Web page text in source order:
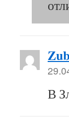
В